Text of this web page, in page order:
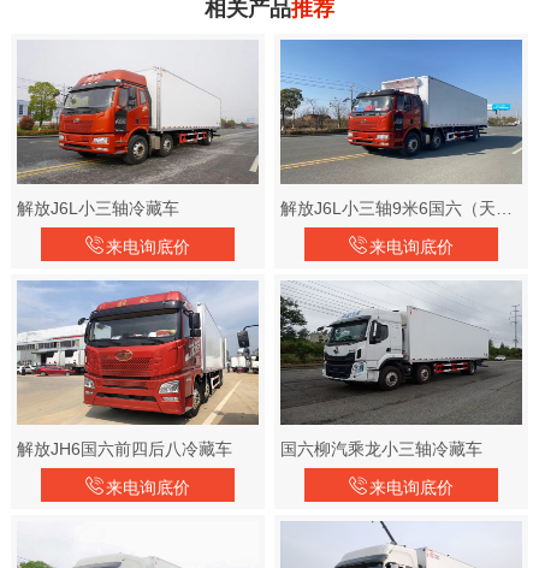
相关产品推荐
解放J6L小三轴冷藏车
来电询底价
来电询底价
解放JH6国六前四后八冷藏车
来电询底价
国六柳汽乘龙小三轴冷藏车
来电询底价